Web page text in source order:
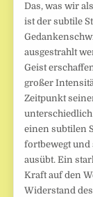
Das, was wir
ist der subtile
ausgestrahlt
Geist
großer
Zeitpunkt
einen subtilen
fortbewegt und
ausübt. Ein
Kraft auf den
Widerstand